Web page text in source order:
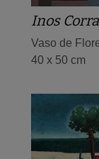
Inos
Vaso de
40 x 50 cm